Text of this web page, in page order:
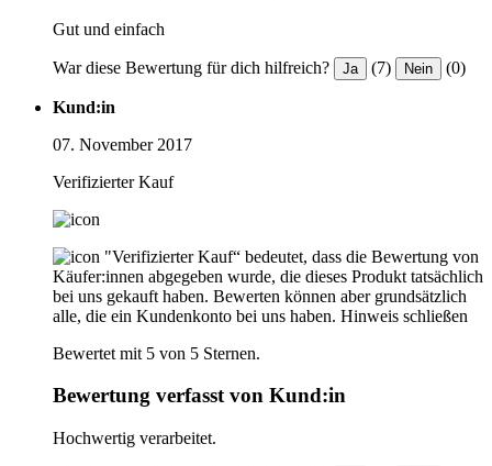
Gut und einfach
War diese Bewertung für dich hilfreich? Ja (7) Nein (0)
Kund:in
07. November 2017
Verifizierter Kauf
"Verifizierter Kauf“ bedeutet, dass die Bewertung von
Käufer:innen abgegeben wurde, die dieses Produkt tatsächlich
bei uns gekauft haben. Bewerten können aber grundsätzlich
alle, die ein Kundenkonto bei uns haben. Hinweis schließen
Bewertet mit 5 von 5 Sternen.
Bewertung verfasst von Kund:in
Hochwertig verarbeitet.